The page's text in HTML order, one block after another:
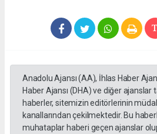
Anadolu Ajansı (AA), İhlas Haber
Haber Ajansı (DHA) ve diğer ajanslar
haberler, sitemizin editörlerinin
kanallarından çekilmektedir. Bu
muhataplar haberi geçen ajanslar